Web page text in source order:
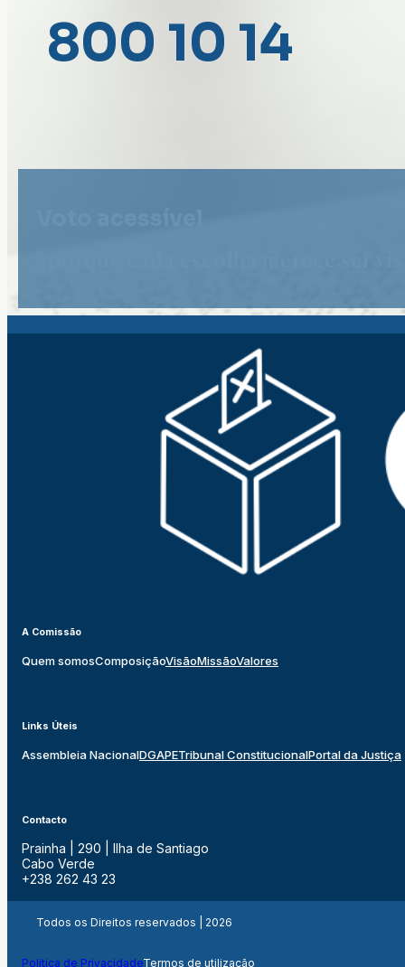
800 10 14
A Comissão
Quem somosComposiçãoVisãoMissãoValores
Links Úteis
Assembleia NacionalDGAPETribunal ConstitucionalPortal da Justiça
Contacto
Prainha | 290 | Ilha de Santiago
Cabo Verde
+238 262 43 23
Todos os Direitos reservados | 2026
Politica de PrivacidadeTermos de utilização